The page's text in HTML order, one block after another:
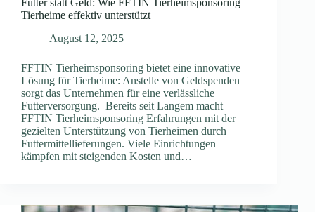
Futter statt Geld: Wie FFTIN Tierheimsponsoring
Tierheime effektiv unterstützt
August 12, 2025
FFTIN Tierheimsponsoring bietet eine innovative
Lösung für Tierheime: Anstelle von Geldspenden
sorgt das Unternehmen für eine verlässliche
Futterversorgung. Bereits seit Langem macht
FFTIN Tierheimsponsoring Erfahrungen mit der
gezielten Unterstützung von Tierheimen durch
Futtermittellieferungen. Viele Einrichtungen
kämpfen mit steigenden Kosten und…